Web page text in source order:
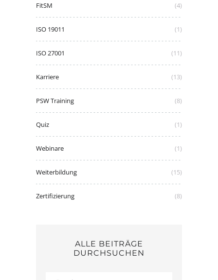
FitSM (4)
ISO 19011 (1)
ISO 27001 (11)
Karriere (13)
PSW Training (8)
Quiz (1)
Webinare (1)
Weiterbildung (15)
Zertifizierung (8)
ALLE BEITRÄGE
DURCHSUCHEN